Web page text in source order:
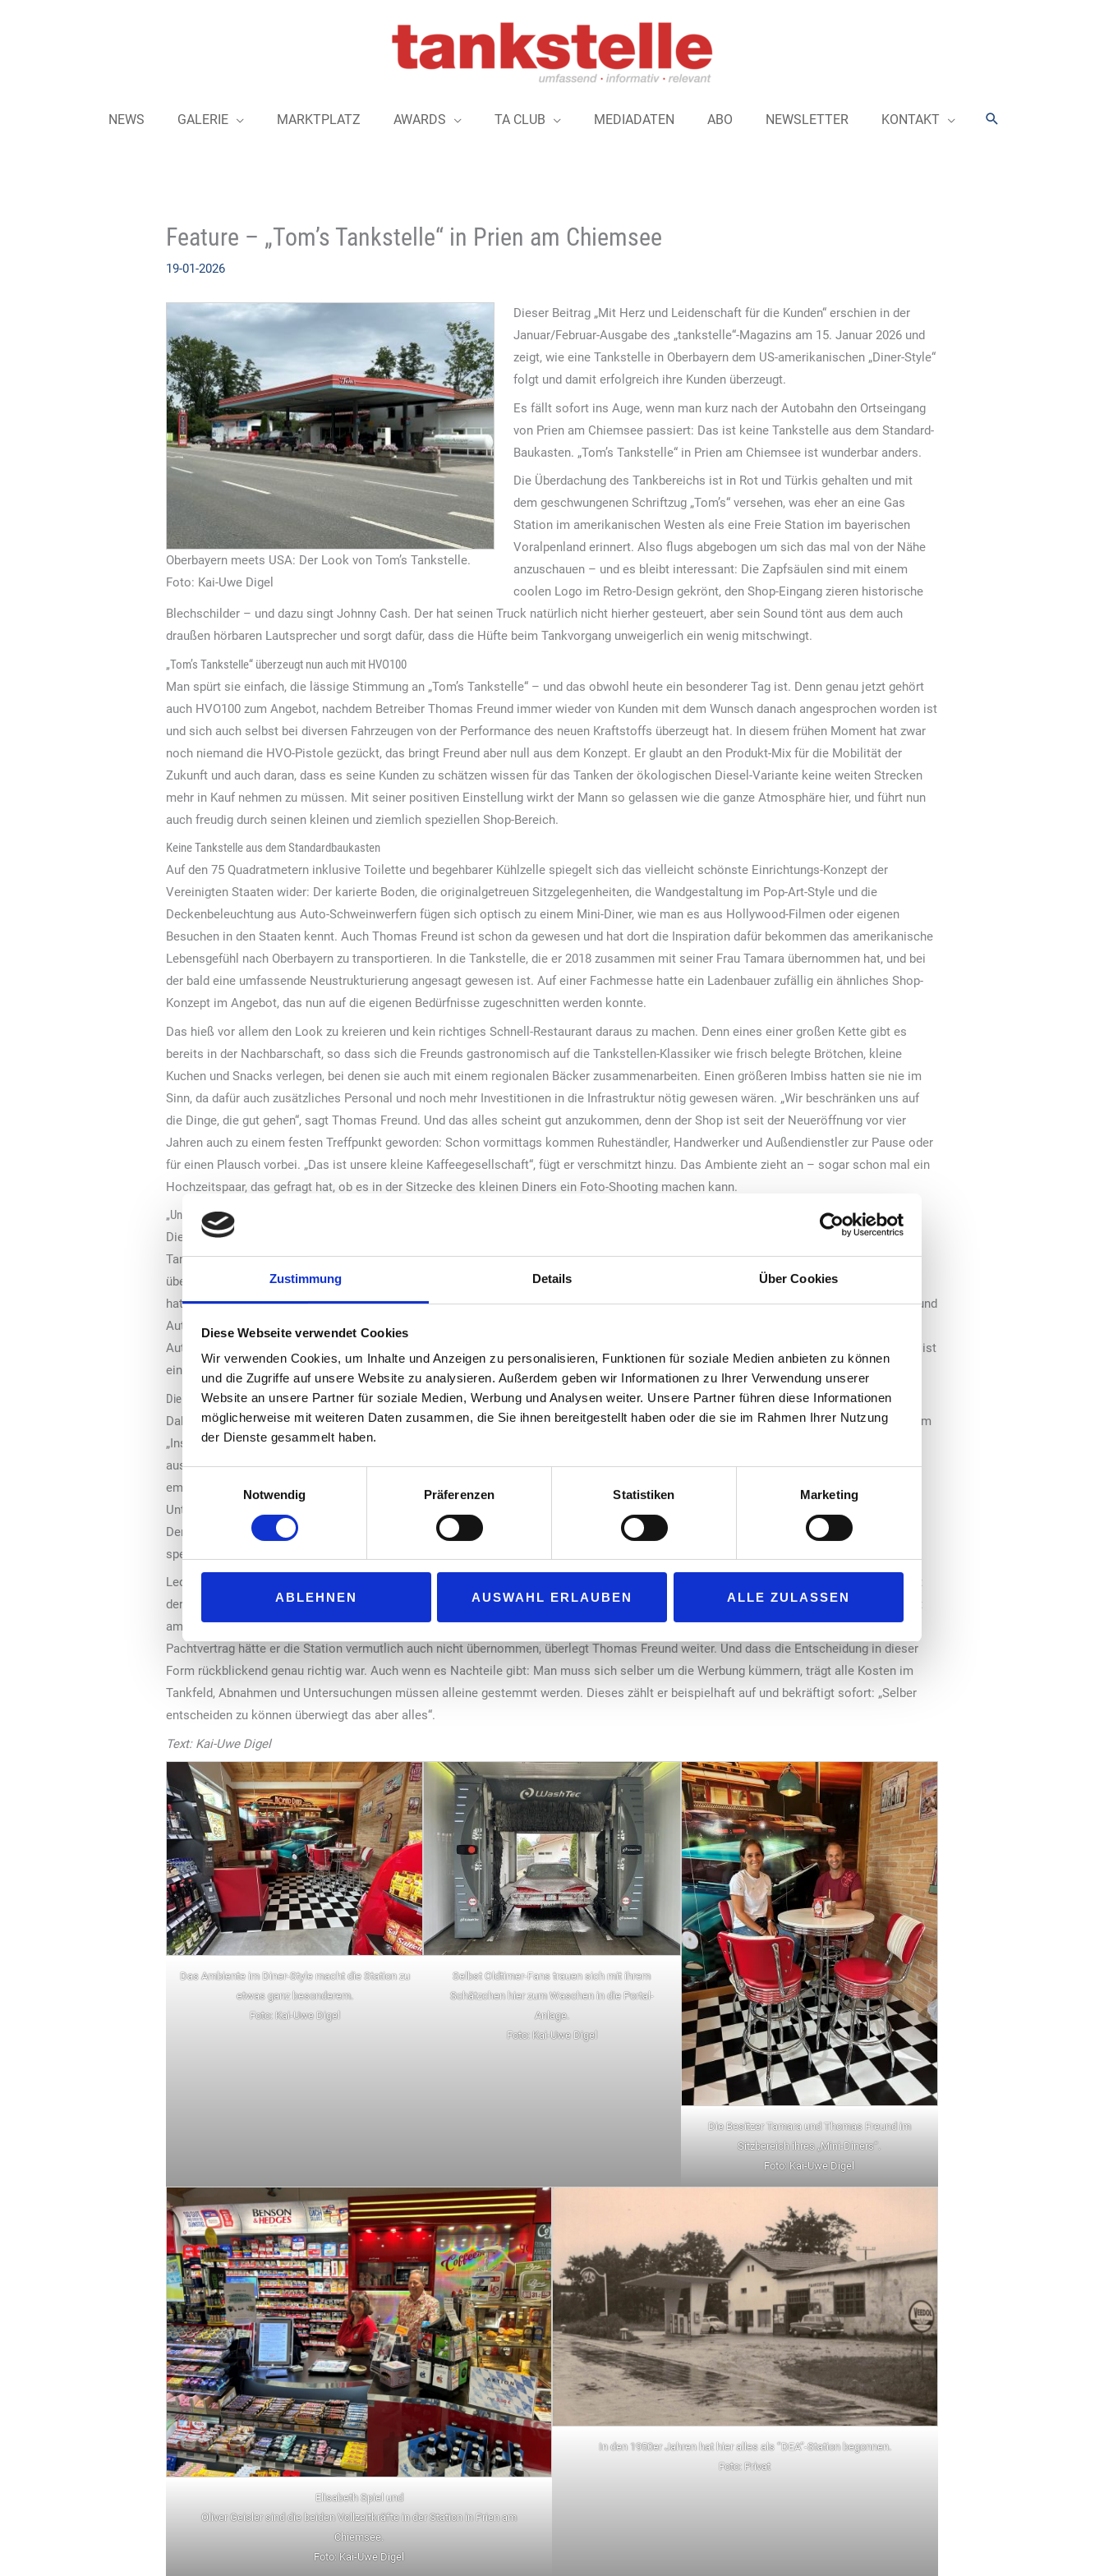
Zustimmung Details Über Cookies
Diese Webseite verwendet Cookies
Wir verwenden Cookies, um Inhalte und Anzeigen zu personalisieren, Funktionen für soziale Medien anbieten zu können
und die Zugriffe auf unsere Website zu analysieren. Außerdem geben wir Informationen zu Ihrer Verwendung unserer
Website an unsere Partner für soziale Medien, Werbung und Analysen weiter. Unsere Partner führen diese Informationen
möglicherweise mit weiteren Daten zusammen, die Sie ihnen bereitgestellt haben oder die sie im Rahmen Ihrer Nutzung
der Dienste gesammelt haben.
Notwendig
Präferenzen Statistiken Marketing
ABLEHNEN AUSWAHL ERLAUBEN ALLE ZULASSEN
NEWS GALERIE MARKTPLATZ AWARDS TA CLUB MEDIADATEN ABO NEWSLETTER KONTAKT Suchen
Feature – „Tom’s Tankstelle“ in Prien am Chiemsee
19-01-2026
Oberbayern meets USA: Der Look von Tom’s Tankstelle.
Foto: Kai-Uwe Digel
Dieser Beitrag „Mit Herz und Leidenschaft für die Kunden“ erschien in der
Januar/Februar-Ausgabe des „tankstelle“-Magazins am 15. Januar 2026 und
zeigt, wie eine Tankstelle in Oberbayern dem US-amerikanischen „Diner-Style“
folgt und damit erfolgreich ihre Kunden überzeugt.
Es fällt sofort ins Auge, wenn man kurz nach der Autobahn den Ortseingang
von Prien am Chiemsee passiert: Das ist keine Tankstelle aus dem Standard-
Baukasten. „Tom’s Tankstelle“ in Prien am Chiemsee ist wunderbar anders.
Die Überdachung des Tankbereichs ist in Rot und Türkis gehalten und mit
dem geschwungenen Schriftzug „Tom’s“ versehen, was eher an eine Gas
Station im amerikanischen Westen als eine Freie Station im bayerischen
Voralpenland erinnert. Also flugs abgebogen um sich das mal von der Nähe
anzuschauen – und es bleibt interessant: Die Zapfsäulen sind mit einem
coolen Logo im Retro-Design gekrönt, den Shop-Eingang zieren historische
Blechschilder – und dazu singt Johnny Cash. Der hat seinen Truck natürlich nicht hierher gesteuert, aber sein Sound tönt aus dem auch
draußen hörbaren Lautsprecher und sorgt dafür, dass die Hüfte beim Tankvorgang unweigerlich ein wenig mitschwingt.
„Tom’s Tankstelle“ überzeugt nun auch mit HVO100
Man spürt sie einfach, die lässige Stimmung an „Tom’s Tankstelle“ – und das obwohl heute ein besonderer Tag ist. Denn genau jetzt gehört
auch HVO100 zum Angebot, nachdem Betreiber Thomas Freund immer wieder von Kunden mit dem Wunsch danach angesprochen worden ist
und sich auch selbst bei diversen Fahrzeugen von der Performance des neuen Kraftstoffs überzeugt hat. In diesem frühen Moment hat zwar
noch niemand die HVO-Pistole gezückt, das bringt Freund aber null aus dem Konzept. Er glaubt an den Produkt-Mix für die Mobilität der
Zukunft und auch daran, dass es seine Kunden zu schätzen wissen für das Tanken der ökologischen Diesel-Variante keine weiten Strecken
mehr in Kauf nehmen zu müssen. Mit seiner positiven Einstellung wirkt der Mann so gelassen wie die ganze Atmosphäre hier, und führt nun
auch freudig durch seinen kleinen und ziemlich speziellen Shop-Bereich.
Keine Tankstelle aus dem Standardbaukasten
Auf den 75 Quadratmetern inklusive Toilette und begehbarer Kühlzelle spiegelt sich das vielleicht schönste Einrichtungs-Konzept der
Vereinigten Staaten wider: Der karierte Boden, die originalgetreuen Sitzgelegenheiten, die Wandgestaltung im Pop-Art-Style und die
Deckenbeleuchtung aus Auto-Schweinwerfern fügen sich optisch zu einem Mini-Diner, wie man es aus Hollywood-Filmen oder eigenen
Besuchen in den Staaten kennt. Auch Thomas Freund ist schon da gewesen und hat dort die Inspiration dafür bekommen das amerikanische
Lebensgefühl nach Oberbayern zu transportieren. In die Tankstelle, die er 2018 zusammen mit seiner Frau Tamara übernommen hat, und bei
der bald eine umfassende Neustrukturierung angesagt gewesen ist. Auf einer Fachmesse hatte ein Ladenbauer zufällig ein ähnliches Shop-
Konzept im Angebot, das nun auf die eigenen Bedürfnisse zugeschnitten werden konnte.
Das hieß vor allem den Look zu kreieren und kein richtiges Schnell-Restaurant daraus zu machen. Denn eines einer großen Kette gibt es
bereits in der Nachbarschaft, so dass sich die Freunds gastronomisch auf die Tankstellen-Klassiker wie frisch belegte Brötchen, kleine
Kuchen und Snacks verlegen, bei denen sie auch mit einem regionalen Bäcker zusammenarbeiten. Einen größeren Imbiss hatten sie nie im
Sinn, da dafür auch zusätzliches Personal und noch mehr Investitionen in die Infrastruktur nötig gewesen wären. „Wir beschränken uns auf
die Dinge, die gut gehen“, sagt Thomas Freund. Und das alles scheint gut anzukommen, denn der Shop ist seit der Neueröffnung vor vier
Jahren auch zu einem festen Treffpunkt geworden: Schon vormittags kommen Ruheständler, Handwerker und Außendienstler zur Pause oder
für einen Plausch vorbei. „Das ist unsere kleine Kaffeegesellschaft“, fügt er verschmitzt hinzu. Das Ambiente zieht an – sogar schon mal ein
Hochzeitspaar, das gefragt hat, ob es in der Sitzecke des kleinen Diners ein Foto-Shooting machen kann.
„Unsere Kunden feiern das“
Die Freunds betreiben die Station, die es bereits seit 1954 gibt, und die einst als „Dea“ und „Texaco“ beflaggt war, nun in dritter Generation.
Tamara Freunds Urgroßvater hat die erste Tankstelle damals an dieser Stelle erbaut und von ihrem Opa haben sie sie vor sieben Jahren
übernommen. „Von ihm habe ich sehr viel gelernt“, sagt Thomas Freund, der schon lange eine „gewisse Selbstständigkeit“ im Kopf gehabt
hat, bei der ihm nun auch seine umfangreiche Berufserfahrung im Vorfeld zugutekommt. Nach seiner Ausbildung als Industriemechaniker und
Automobilkaufmann konnte er schnell Führungspositionen in diversen Unternehmen übernehmen, arbeitete als Service-Leiter eines
Autohauses und als Betriebsleiter einer Nutzfahrzeugwerkstatt und legte noch den Abschluss als geprüfter Betriebswirt obendrauf. Freund ist
ein Macher, der Dinge gerne selbst in die Hand nimmt, sei es auf der technischen oder auch auf organisatorischen Seite.
Die richtige Unterstützung
Dabei unterstützt ihn seine Frau im Büro, beim Einkauf und bei den Social Media-Aktivitäten, auf die sie viel Resonanz bekommen. Auf ihrem
„Instagram“-Kanal gibt es zum Beispiel Erklär-Videos zur Waschanlage oder auch die ein oder andere lustige Aktion wie zum Beispiel den
ausgedachten mobilen Tankservice am 1. April. „Unsere Kunden feiern das“, sagt Thomas Freund und würde jeder freien Tankstelle
empfehlen sich entsprechend zu engagieren: „Man braucht jemanden im Haus, der sich darum kümmert“. Um den restlichen Ablauf des
Unternehmens kümmert sich ein insgesamt zehnköpfiges Team aus Vollzeit- und Teilzeit-Mitarbeitern, sowie Mini-Jobbern. Allen gemein:
Der Dienst am Kunden steht an erster Stelle. Das betrifft Service-Angebote wie den Paketshop genauso wie extra Wünsche nach einer
speziellen Bier- oder Zigarettensorte.
Lediglich eine Tankstelle zu sein, reicht hier nicht. „Ich versuche die Leute beim Tanken einfach mal kurz aus dem Alltag rauszuholen“, sagt
der Stations-Chef. Dabei hilft ihm auch der Status als freier Unternehmer, wie er erläutert: „Ich kennen meinen Markt und meine Kundschaft
am besten und möchte auch die die Dinge verwirklichen, die ich für sinnvoll halte – da habe ich meinen eigenen Kopf!“ Mit einem
Pachtvertrag hätte er die Station vermutlich auch nicht übernommen, überlegt Thomas Freund weiter. Und dass die Entscheidung in dieser
Form rückblickend genau richtig war. Auch wenn es Nachteile gibt: Man muss sich selber um die Werbung kümmern, trägt alle Kosten im
Tankfeld, Abnahmen und Untersuchungen müssen alleine gestemmt werden. Dieses zählt er beispielhaft auf und bekräftigt sofort: „Selber
entscheiden zu können überwiegt das aber alles“.
Text: Kai-Uwe Digel
Das Ambiente im Diner-Style macht die Station zu
etwas ganz besonderem.
Foto: Kai-Uwe Digel
Selbst Oldtimer-Fans trauen sich mit ihrem
Schätzchen hier zum Waschen in die Portal-
Anlage.
Foto: Kai-Uwe Digel
Die Besitzer Tamara und Thomas Freund im
Sitzbereich ihres „Mini-Diners“.
Foto: Kai-Uwe Digel
Elisabeth Spiel und
Oliver Geisler sind die beiden Vollzeitkräfte in der Station in Prien am
Chiemsee.
Foto: Kai-Uwe Digel
In den 1950er Jahren hat hier alles als “DEA”-Station begonnen.
Foto: Privat